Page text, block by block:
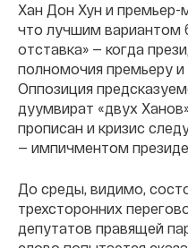
Хан Дон Хун и
что лучшим вариантом
отставка» — когда
полномочия премьеру
Оппозиция
дуумвират «двух
прописан и кризис
— импичментом
До среды, видимо,
трехсторонних
депутатов правящей